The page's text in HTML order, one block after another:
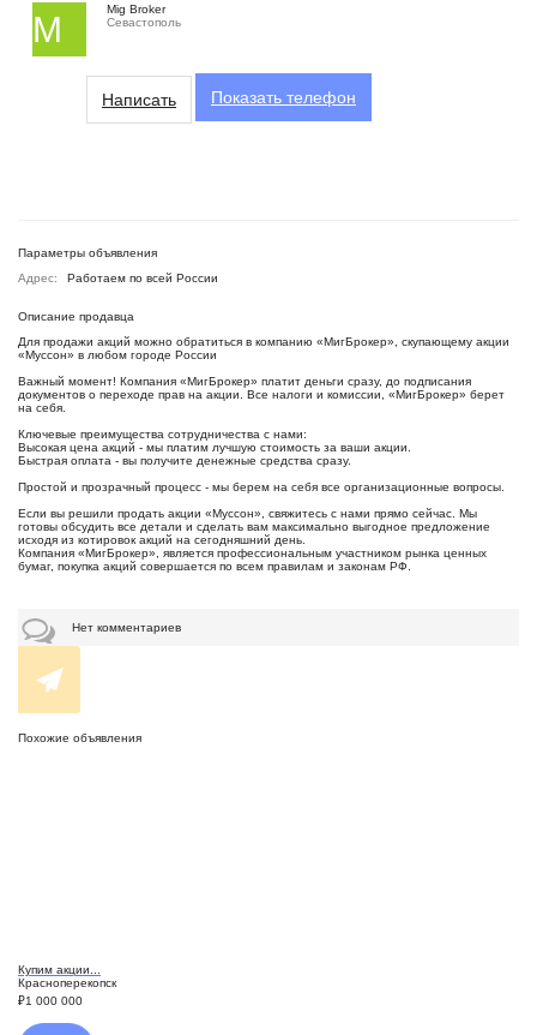
M
Mig Broker
Севастополь
Написать Показать телефон
Параметры объявления
Адрес:
Работаем по всей России
Описание продавца
Для продажи акций можно обратиться в компанию «МигБрокер», скупающему акции
«Муссон» в любом городе России
Важный момент! Компания «МигБрокер» платит деньги сразу, до подписания
документов о переходе прав на акции. Все налоги и комиссии, «МигБрокер» берет
на себя.
Ключевые преимущества сотрудничества с нами:
Высокая цена акций - мы платим лучшую стоимость за ваши акции.
Быстрая оплата - вы получите денежные средства сразу.
Простой и прозрачный процесс - мы берем на себя все организационные вопросы.
Если вы решили продать акции «Муссон», свяжитесь с нами прямо сейчас. Мы
готовы обсудить все детали и сделать вам максимально выгодное предложение
исходя из котировок акций на сегодняшний день.
Компания «МигБрокер», является профессиональным участником рынка ценных
бумаг, покупка акций совершается по всем правилам и законам РФ.
Нет комментариев
Похожие объявления
Купим акции...
Красноперекопск
₽1 000 000